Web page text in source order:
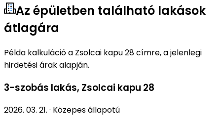
Az épületben található lakások
átlagára
Példa kalkuláció a Zsolcai kapu 28 címre, a jelenlegi
hirdetési árak alapján.
3-szobás lakás, Zsolcai kapu 28
2026. 03. 21. · Közepes állapotú